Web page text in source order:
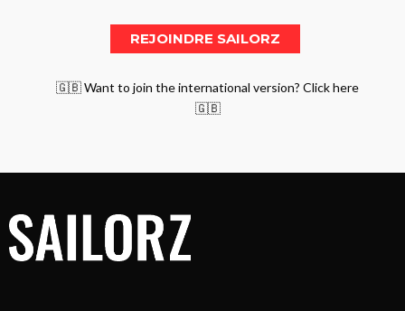
🇬🇧 Want to join the international version? Click here
🇬🇧